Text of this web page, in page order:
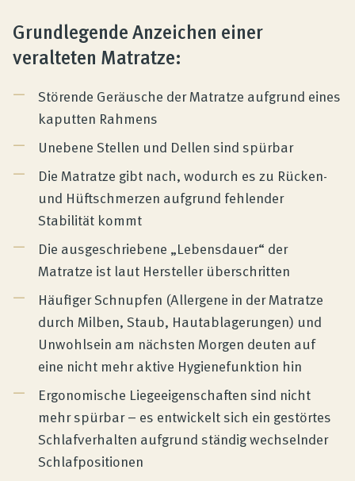
Grundlegende Anzeichen einer
veralteten Matratze:
Störende Geräusche der Matratze aufgrund eines
kaputten Rahmens
Unebene Stellen und Dellen sind spürbar
Die Matratze gibt nach, wodurch es zu Rücken-
und Hüftschmerzen aufgrund fehlender
Stabilität kommt
Die ausgeschriebene „Lebensdauer“ der
Matratze ist laut Hersteller überschritten
Häufiger Schnupfen (Allergene in der Matratze
durch Milben, Staub, Hautablagerungen) und
Unwohlsein am nächsten Morgen deuten auf
eine nicht mehr aktive Hygienefunktion hin
Ergonomische Liegeeigenschaften sind nicht
mehr spürbar – es entwickelt sich ein gestörtes
Schlafverhalten aufgrund ständig wechselnder
Schlafpositionen